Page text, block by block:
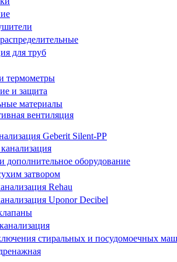
для труб
термометры
и защита
материалы
вентиляция
Geberit Silent-PP
дополнительное оборудование
затвором
Rehau
Uponor Decibel
стиральных и посудомоечных